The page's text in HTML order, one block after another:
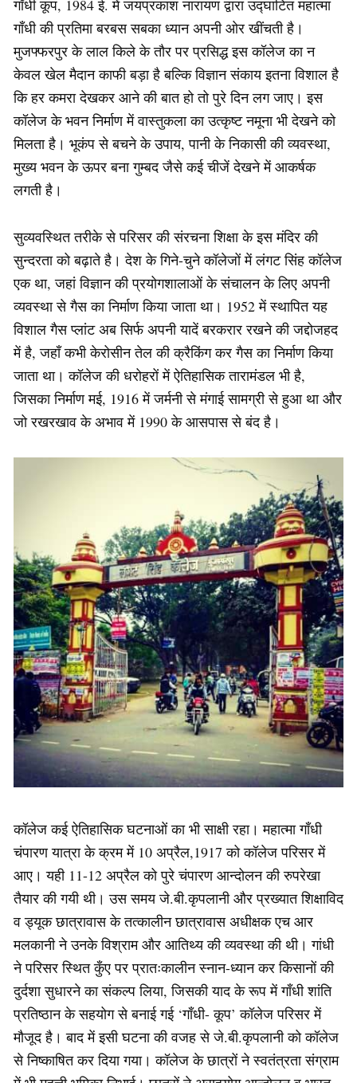
गाँधी कूप, 1984 ई. में जयप्रकाश नारायण द्वारा उद्घाटित महात्मा
गाँधी की प्रतिमा बरबस सबका ध्यान अपनी ओर खींचती है।
मुजफ्फरपुर के लाल किले के तौर पर प्रसिद्ध इस कॉलेज का न
केवल खेल मैदान काफी बड़ा है बल्कि विज्ञान संकाय इतना विशाल है
कि हर कमरा देखकर आने की बात हो तो पुरे दिन लग जाए। इस
कॉलेज के भवन निर्माण में वास्तुकला का उत्कृष्ट नमूना भी देखने को
मिलता है। भूकंप से बचने के उपाय, पानी के निकासी की व्यवस्था,
मुख्य भवन के ऊपर बना गुम्बद जैसे कई चीजें देखने में आकर्षक
लगती है।
सुव्यवस्थित तरीके से परिसर की संरचना शिक्षा के इस मंदिर की
सुन्दरता को बढ़ाते है। देश के गिने-चुने कॉलेजों में लंगट सिंह कॉलेज
एक था, जहां विज्ञान की प्रयोगशालाओं के संचालन के लिए अपनी
व्यवस्था से गैस का निर्माण किया जाता था। 1952 में स्थापित यह
विशाल गैस प्लांट अब सिर्फ अपनी यादें बरकरार रखने की जद्दोजहद
में है, जहाँ कभी केरोसीन तेल की क्रैकिंग कर गैस का निर्माण किया
जाता था। कॉलेज की धरोहरों में ऐतिहासिक तारामंडल भी है,
जिसका निर्माण मई, 1916 में जर्मनी से मंगाई सामग्री से हुआ था और
जो रखरखाव के अभाव में 1990 के आसपास से बंद है।
कॉलेज कई ऐतिहासिक घटनाओं का भी साक्षी रहा। महात्मा गाँधी
चंपारण यात्रा के क्रम में 10 अप्रैल,1917 को कॉलेज परिसर में
आए। यही 11-12 अप्रैल को पुरे चंपारण आन्दोलन की रुपरेखा
तैयार की गयी थी। उस समय जे.बी.कृपलानी और प्रख्यात शिक्षाविद
व ड्यूक छात्रावास के तत्कालीन छात्रावास अधीक्षक एच आर
मलकानी ने उनके विश्राम और आतिथ्य की व्यवस्था की थी। गांधी
ने परिसर स्थित कुँए पर प्रातःकालीन स्नान-ध्यान कर किसानों की
दुर्दशा सुधारने का संकल्प लिया, जिसकी याद के रूप में गाँधी शांति
प्रतिष्ठान के सहयोग से बनाई गई ‘गाँधी- कूप’ कॉलेज परिसर में
मौजूद है। बाद में इसी घटना की वजह से जे.बी.कृपलानी को कॉलेज
से निष्काषित कर दिया गया। कॉलेज के छात्रों ने स्वतंत्रता संग्राम